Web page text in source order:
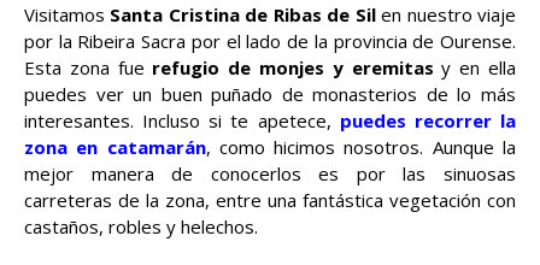
Visitamos Santa Cristina de Ribas de Silen nuestro viaje
por la Ribeira Sacra por el lado de la provincia de Ourense.
Esta zona fue refugio de monjes y eremitas y en ella
puedes ver un buen puñado de monasterios de lo más
interesantes. Incluso si te apetece, puedes recorrer la
zona en catamarán, como hicimos nosotros. Aunque la
mejor manera de conocerlos es por las sinuosas
carreteras de la zona, entre una fantástica vegetación con
castaños, robles y helechos.